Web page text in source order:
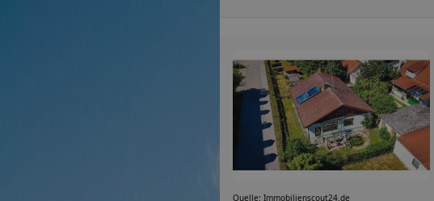
Quelle: Immobilienscout24.de